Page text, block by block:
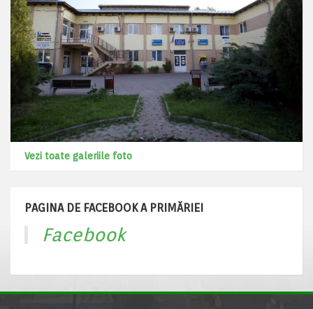
Vezi toate galeriile foto
PAGINA DE FACEBOOK A PRIMĂRIEI
Facebook